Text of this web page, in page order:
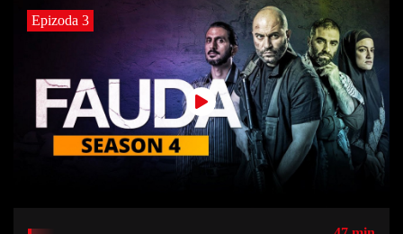
Epizoda 3